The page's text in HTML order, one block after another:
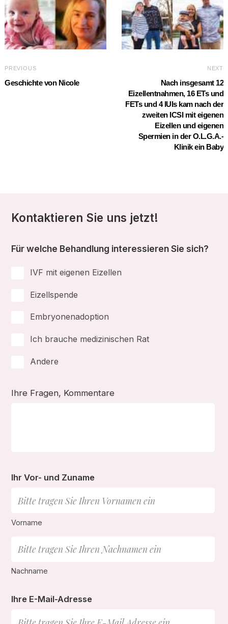
PREVIOUS
Geschichte von Nicole
NEXT
Nach insgesamt 12
Eizellentnahmen, 16 ETs und
FETs und 4 IUIs kam nach der
zweiten ICSI mit eigenen
Eizellen und eigenen
Spermien in der O.L.G.A.-
Klinik ein Baby
Kontaktieren Sie uns jetzt!
Für welche Behandlung interessieren Sie sich?
IVF mit eigenen Eizellen
Eizellspende
Embryonenadoption
Ich brauche medizinischen Rat
Andere
Ihre Fragen, Kommentare
Ihr Vor- und Zuname
Vorname
Nachname
Ihre E-Mail-Adresse